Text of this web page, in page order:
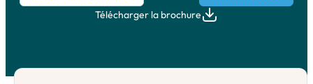
Télécharger la brochure